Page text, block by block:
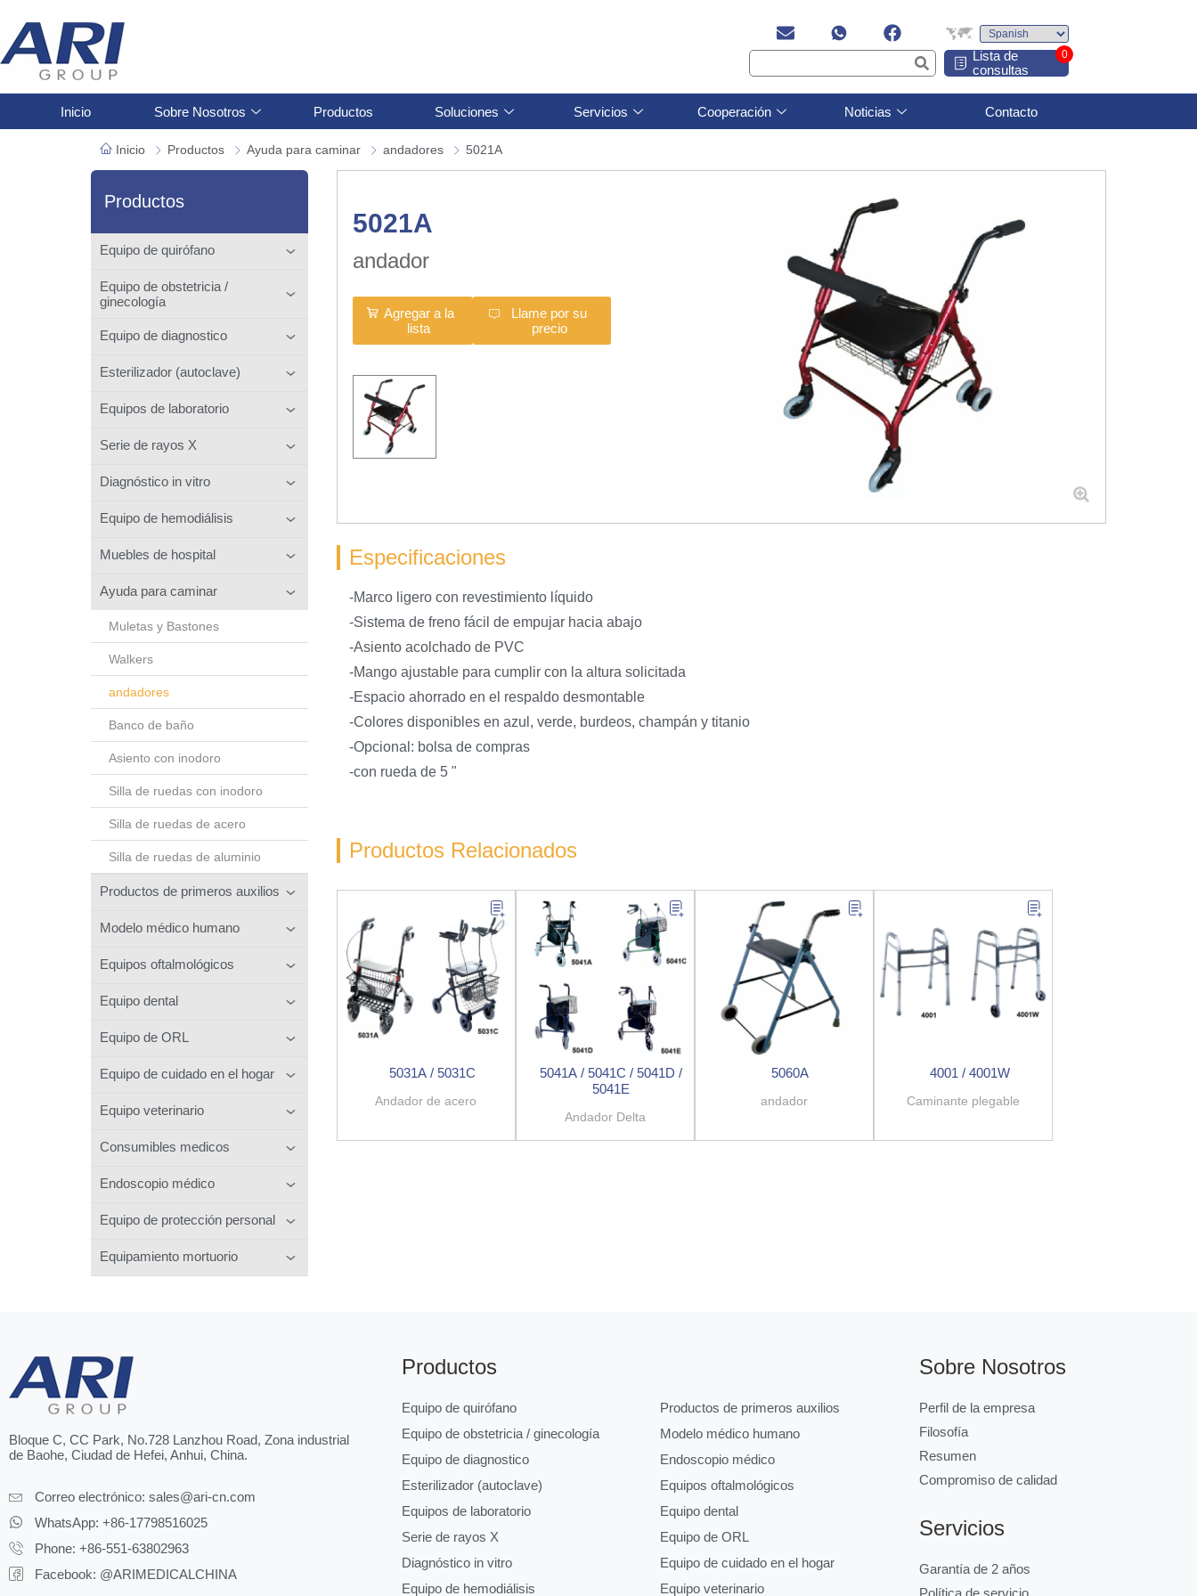
Lista de
consultas
0
Inicio Sobre Nosotros Productos Soluciones Servicios Cooperación Noticias Contacto
Inicio Productos Ayuda para caminar andadores 5021A
Productos
Equipo de quirófano
Equipo de obstetricia /
ginecología
Equipo de diagnostico
Esterilizador (autoclave)
Equipos de laboratorio
Serie de rayos X
Diagnóstico in vitro
Equipo de hemodiálisis
Muebles de hospital
Ayuda para caminar
Muletas y Bastones
Walkers
andadores
Banco de baño
Asiento con inodoro
Silla de ruedas con inodoro
Silla de ruedas de acero
Silla de ruedas de aluminio
Productos de primeros auxilios
Modelo médico humano
Equipos oftalmológicos
Equipo dental
Equipo de ORL
Equipo de cuidado en el hogar
Equipo veterinario
Consumibles medicos
Endoscopio médico
Equipo de protección personal
Equipamiento mortuorio
5021A
andador
Agregar a la
lista
Llame por su
precio
Especificaciones
-Marco ligero con revestimiento líquido
-Sistema de freno fácil de empujar hacia abajo
-Asiento acolchado de PVC
-Mango ajustable para cumplir con la altura solicitada
-Espacio ahorrado en el respaldo desmontable
-Colores disponibles en azul, verde, burdeos, champán y titanio
-Opcional: bolsa de compras
-con rueda de 5 "
Productos Relacionados
5031A / 5031C
Andador de acero
5041A / 5041C / 5041D /
5041E
Andador Delta
5060A
andador
4001 / 4001W
Caminante plegable
Bloque C, CC Park, No.728 Lanzhou Road, Zona industrial
de Baohe, Ciudad de Hefei, Anhui, China.
Correo electrónico: sales@ari-cn.com
WhatsApp: +86-17798516025
Phone: +86-551-63802963
Facebook: @ARIMEDICALCHINA
Productos
Equipo de quirófano
Equipo de obstetricia / ginecología
Equipo de diagnostico
Esterilizador (autoclave)
Equipos de laboratorio
Serie de rayos X
Diagnóstico in vitro
Equipo de hemodiálisis
Productos de primeros auxilios
Modelo médico humano
Endoscopio médico
Equipos oftalmológicos
Equipo dental
Equipo de ORL
Equipo de cuidado en el hogar
Equipo veterinario
Sobre Nosotros
Perfil de la empresa
Filosofía
Resumen
Compromiso de calidad
Servicios
Garantía de 2 años
Política de servicio